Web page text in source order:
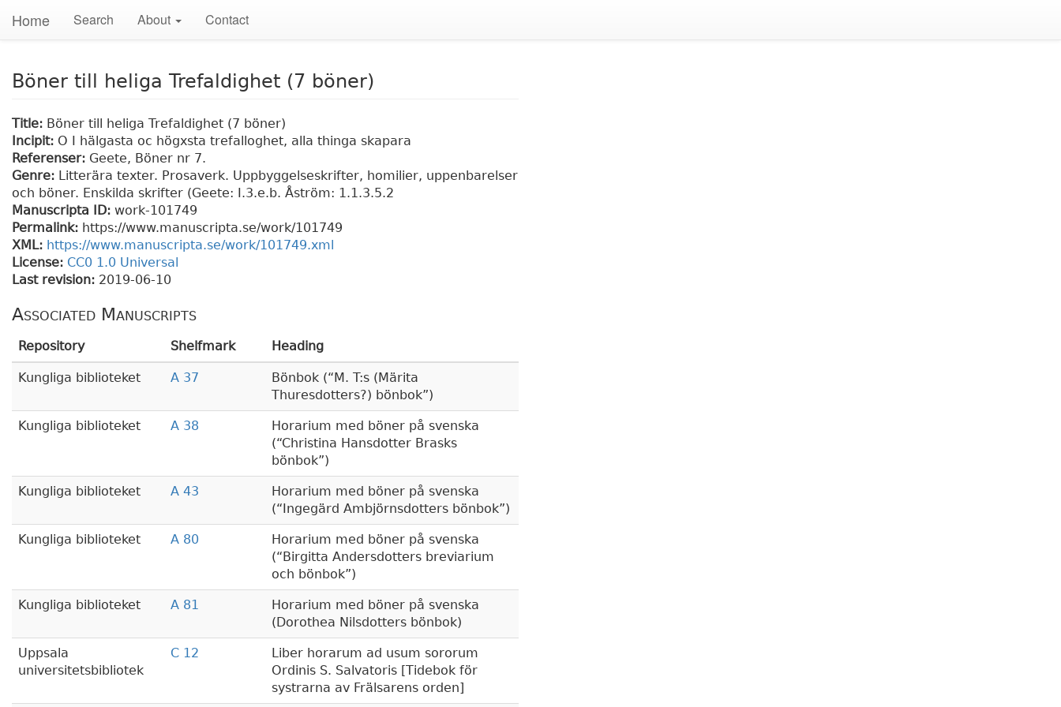
Home Search About Contact
Böner till heliga Trefaldighet (7 böner)
Title: Böner till heliga Trefaldighet (7 böner)
Incipit: O I hälgasta oc högxsta trefalloghet, alla thinga skapara
Referenser: Geete, Böner nr 7.
Genre: Litterära texter. Prosaverk. Uppbyggelseskrifter, homilier, uppenbarelser
och böner. Enskilda skrifter (Geete: I.3.e.b. Åström: 1.1.3.5.2
Manuscripta ID: work-101749
Permalink: https://www.manuscripta.se/work/101749
XML: https://www.manuscripta.se/work/101749.xml
License: CC0 1.0 Universal
Last revision: 2019-06-10
Associated Manuscripts
Repository Shelfmark Heading
Kungliga biblioteket A 37 Bönbok ( M. T:s (Märita
Thuresdotters?) bönbok )
Kungliga biblioteket A 38
Horarium med böner på svenska
( Christina Hansdotter Brasks
bönbok )
Kungliga biblioteket A 43
Horarium med böner på svenska
( Ingegärd Ambjörnsdotters bönbok )
Kungliga biblioteket A 80
Horarium med böner på svenska
( Birgitta Andersdotters breviarium
och bönbok )
Kungliga biblioteket A 81
Horarium med böner på svenska
(Dorothea Nilsdotters bönbok)
Uppsala
universitetsbibliotek
C 12
Liber horarum ad usum sororum
Ordinis S. Salvatoris [Tidebok för
systrarna av Frälsarens orden]